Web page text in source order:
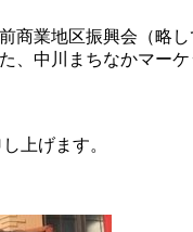
商業地区振興会（略
、中川まちなかマー
上げます。